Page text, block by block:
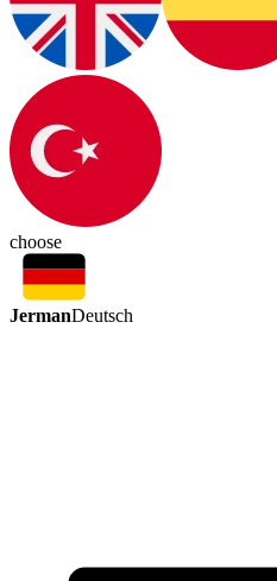
choose
JermanDeutsch